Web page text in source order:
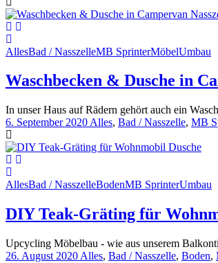
AllesBad / NasszelleMB SprinterMöbelUmbau
Waschbecken & Dusche in
In unser Haus auf Rädern gehört auch ein
6. September 2020 Alles, Bad / Nasszelle, MB
AllesBad / NasszelleBodenMB SprinterUmbau
DIY Teak-Gräting für
Upcycling Möbelbau - wie aus unserem
26. August 2020 Alles, Bad / Nasszelle, Boden,